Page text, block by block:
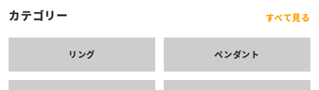
カテゴリー すべて見る
リング ペンダント